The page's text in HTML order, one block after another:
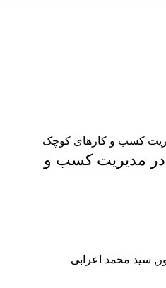
در مدیریت کسب و
سید محمد اعرابی